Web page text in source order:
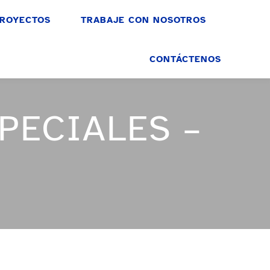
TRABAJE CON NOSOTROS
CONTÁCTENOS
–